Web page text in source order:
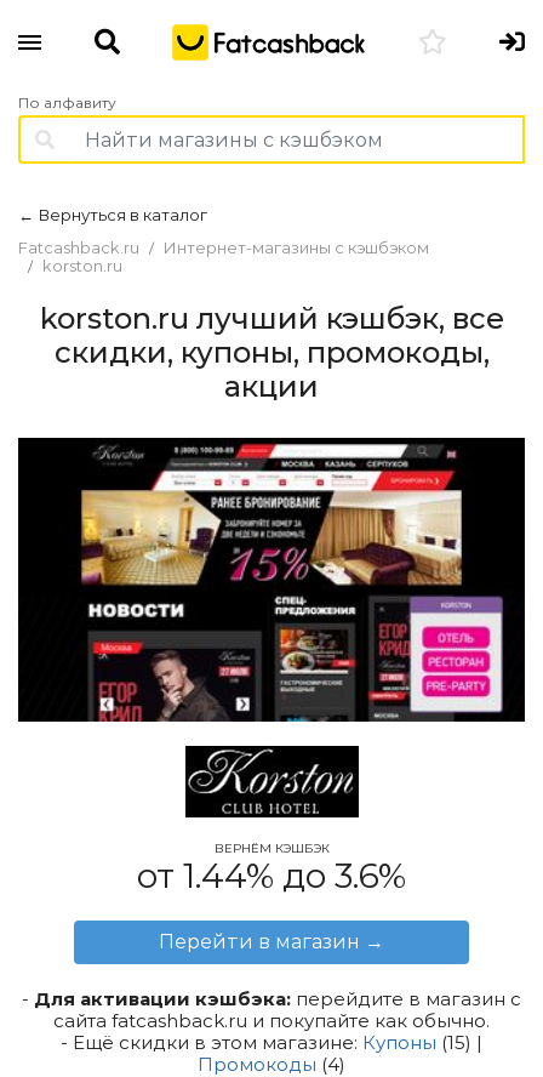
По алфавиту
← Вернуться в каталог
Fatcashback.ru
Интернет-магазины с кэшбэком
korston.ru
korston.ru лучший кэшбэк, все
скидки, купоны, промокоды,
акции
ВЕРНЁМ КЭШБЭК
от 1.44% до 3.6%
Перейти в магазин →
- Для активации кэшбэка: перейдите в магазин с
сайта fatcashback.ru и покупайте как обычно.
- Ещё скидки в этом магазине: Купоны (15) |
Промокоды (4)